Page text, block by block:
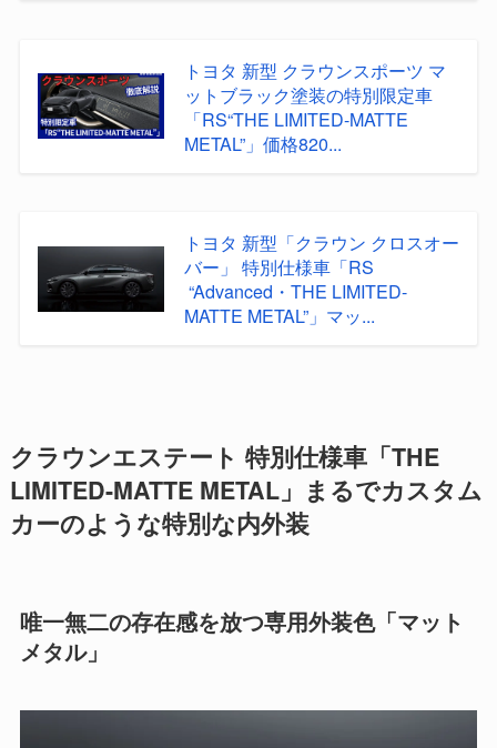
トヨタ 新型 クラウンスポーツ マ
ットブラック塗装の特別限定車
「RS“THE LIMITED-MATTE
METAL”」価格820...
トヨタ 新型「クラウン クロスオー
バー」 特別仕様車「RS
“Advanced・THE LIMITED-
MATTE METAL”」マッ...
クラウンエステート 特別仕様車「THE
LIMITED-MATTE METAL」まるでカスタム
カーのような特別な内外装
唯一無二の存在感を放つ専用外装色「マット
メタル」